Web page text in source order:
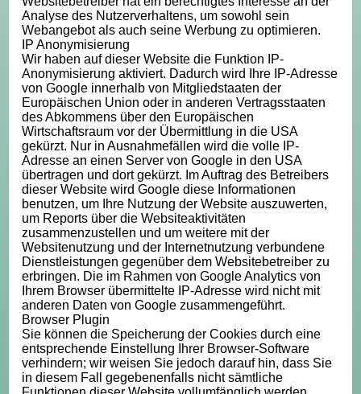
Analyse des Nutzerverhaltens, um sowohl sein
Webangebot als auch seine Werbung zu optimieren.
IP Anonymisierung
Wir haben auf dieser Website die Funktion IP-
Anonymisierung aktiviert. Dadurch wird Ihre IP-Adresse
von Google innerhalb von Mitgliedstaaten der
Europäischen Union oder in anderen Vertragsstaaten
des Abkommens über den Europäischen
Wirtschaftsraum vor der Übermittlung in die USA
gekürzt. Nur in Ausnahmefällen wird die volle IP-
Adresse an einen Server von Google in den USA
übertragen und dort gekürzt. Im Auftrag des Betreibers
dieser Website wird Google diese Informationen
benutzen, um Ihre Nutzung der Website auszuwerten,
um Reports über die Websiteaktivitäten
zusammenzustellen und um weitere mit der
Websitenutzung und der Internetnutzung verbundene
Dienstleistungen gegenüber dem Websitebetreiber zu
erbringen. Die im Rahmen von Google Analytics von
Ihrem Browser übermittelte IP-Adresse wird nicht mit
anderen Daten von Google zusammengeführt.
Browser Plugin
Sie können die Speicherung der Cookies durch eine
entsprechende Einstellung Ihrer Browser-Software
verhindern; wir weisen Sie jedoch darauf hin, dass Sie
in diesem Fall gegebenenfalls nicht sämtliche